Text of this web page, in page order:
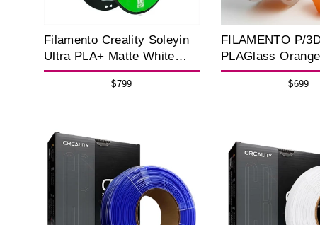
Filamento Creality Soleyin
Ultra PLA+ Matte White
1.75 mm 1Kg para
Impresora 3D$799
FILAMENTO P/
PLAGlass
1K
$699